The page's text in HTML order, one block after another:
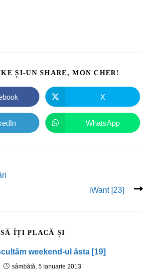
ȘI-UN SHARE, MON CHER!
X
WhatsApp
iWant [23]
ÎȚI PLACĂ ȘI
weekend-ul ăsta [19]
sâmbătă, 5 ianuarie 2013